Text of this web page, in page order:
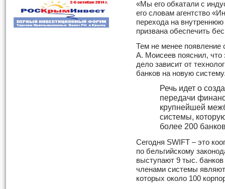
«Мы его обкатали с
его словам агентство
перехода на
призвана обеспечить
Тем не менее
А. Моисеев пояснил, что
дело зависит от
банков на новую
Речь идет о
передачи
крупнейшей
системы,
более 200
Сегодня SWIFT – это
по бельгийскому
выступают 9 тыс.
членами системы
которых около 100